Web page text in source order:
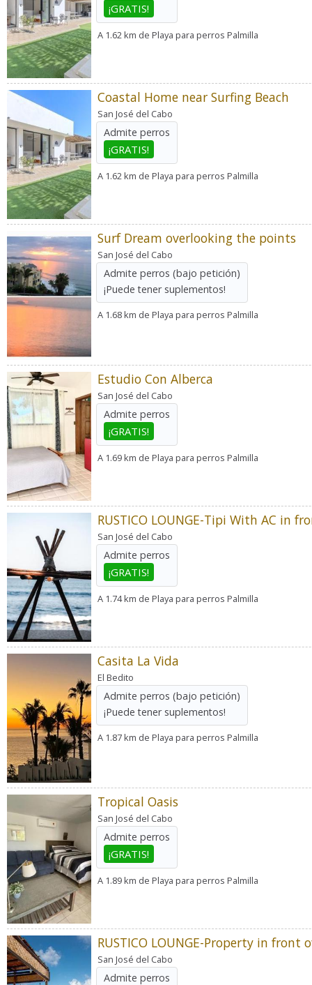
¡GRATIS!
A 1.62 km de Playa para perros Palmilla
Coastal Home near Surfing Beach
San José del Cabo
Admite perros
¡GRATIS!
A 1.62 km de Playa para perros Palmilla
Surf Dream overlooking the points
San José del Cabo
Admite perros (bajo petición)
¡Puede tener suplementos!
A 1.68 km de Playa para perros Palmilla
Estudio Con Alberca
San José del Cabo
Admite perros
¡GRATIS!
A 1.69 km de Playa para perros Palmilla
San José del Cabo
Admite perros
¡GRATIS!
A 1.74 km de Playa para perros Palmilla
Casita La Vida
El Bedito
Admite perros (bajo petición)
¡Puede tener suplementos!
A 1.87 km de Playa para perros Palmilla
Tropical Oasis
San José del Cabo
Admite perros
¡GRATIS!
A 1.89 km de Playa para perros Palmilla
San José del Cabo
Admite perros